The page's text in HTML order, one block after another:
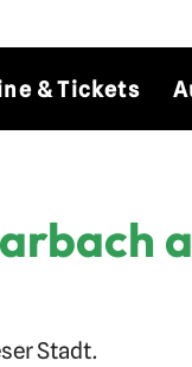
& Tickets
Stadt.